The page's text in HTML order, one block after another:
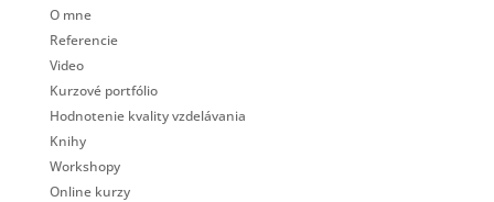
O mne
Referencie
Video
Kurzové portfólio
Hodnotenie kvality vzdelávania
Knihy
Workshopy
Online kurzy